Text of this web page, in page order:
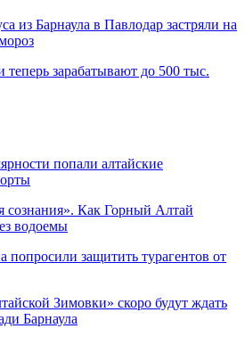
из Барнаула в Павлодар застряли на
теперь зарабатывают до 500 тыс.
попали алтайские
сознания». Как Горный Алтай
водоемы
защитить турагентов от
Зимовки» скоро будут ждать
Барнаула